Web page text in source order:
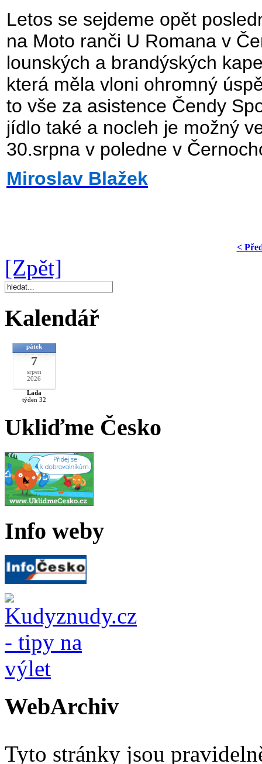
Letos se sejdeme opět
na Moto ranči U Romana v
lounských a brandýských
která měla vloni ohromný
to vše za asistence Čendy
jídlo také a nocleh je možný
30.srpna v poledne v
Miroslav Blažek
<
[Zpět]
Kalendář
pátek
7
srpen
2026
Lada
týden 32
Ukliďme Česko
Info weby
WebArchiv
Tyto stránky jsou